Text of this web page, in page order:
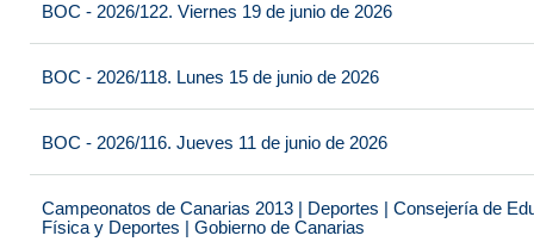
BOC - 2026/122. Viernes 19 de junio de 2026
BOC - 2026/118. Lunes 15 de junio de 2026
BOC - 2026/116. Jueves 11 de junio de 2026
Campeonatos de Canarias 2013 | Deportes | Consejería de
Física y Deportes | Gobierno de Canarias